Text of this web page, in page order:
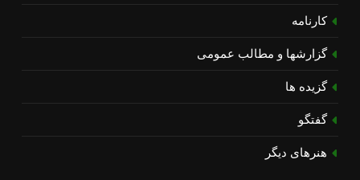
کارنامه
گزارشها و مطالب عمومی
گزیده ها
گفتگو
هنرهای دیگر